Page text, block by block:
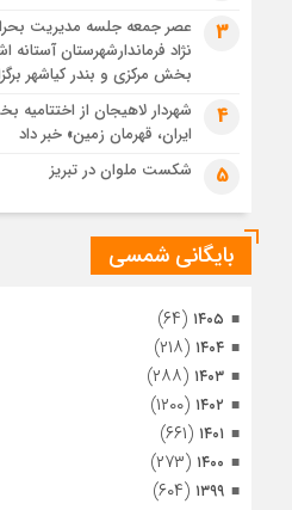
تصاویر هوایی مراسم تشییع پیکر
مراسم تشییع پیکر مطهر آقای
تصاویری از تراکم جمعیت حاضر
اشرف
3
عصر جمعه جلسه مدیریت
نژاد فرماندارشهرستان آستانه
بخش مرکزی و بندر کیاشهر
4
شهردار لاهیجان از
ایران، قهرمان زمین» خبر داد
5 شکست ملوان در تبریز
بایگانی شمسی
۱۴۰۵ (۶۴)
۱۴۰۴ (۲۱۸)
۱۴۰۳ (۲۸۸)
۱۴۰۲ (۱۲۰۰)
۱۴۰۱ (۶۶۱)
۱۴۰۰ (۲۷۳)
۱۳۹۹ (۶۰۴)